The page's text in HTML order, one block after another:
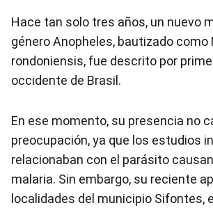
Hace tan solo tres años, un nuevo
género Anopheles, bautizado
rondoniensis, fue descrito por
occidente de Brasil.
En ese momento, su presencia no
preocupación, ya que los estudios
relacionaban con el parásito
malaria. Sin embargo, su reciente
localidades del municipio Sifontes,